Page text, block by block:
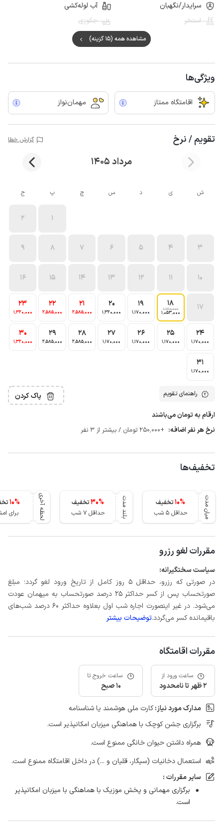
سرایدار/نگهبان
آب لوله‌کشی
استخر
جکوزی
مشاهده همه (15 گزینه)
ویژگی‌ها
اقامتگاه ممتاز مهمان‌نواز
تقویم / نرخ گزارش خطا
مرداد 1405
ش ی د س چ پ ج
1
2
3
4
5
6
7
8
9
10
11
12
13
14
15
16
17
18
1٬170٬000
1٬053٬000
19
1٬170٬000
20
1٬320٬000
21
2٬585٬000
22
2٬585٬000
23
1٬320٬000
24
1٬170٬000
25
1٬170٬000
26
1٬170٬000
27
1٬170٬000
28
2٬585٬000
29
2٬585٬000
30
1٬320٬000
31
1٬170٬000
راهنمای تقویم پاک کردن
ارقام به تومان می‌باشند
نرخ هر نفر اضافه: +250٬000 تومان / بیشتر از 3 نفر
تخفیف‌ها
میان مدت 10%
تخفیف
حداقل 5 شب
بلند مدت 30%
تخفیف
حداقل 7 شب
لحظه آخری 10%
برای
مقررات لغو رزرو
سیاست سختگیرانه:
در صورتی که رزرو، حداقل 5 روز کامل از تاریخ ورود لغو گردد؛ مبلغ
صورتحساب پس از کسر حداکثر 25 درصد صورتحساب به میهمان عودت
می‌شود. در غیر اینصورت اجاره شب اول بعلاوه حداکثر 60 درصد شب‌های
باقیمانده کسر می‌گردد.توضیحات بیشتر
مقررات اقامتگاه
ساعت ورود از
2 ظهر تا نامحدود
ساعت خروج تا
10 صبح
مدارک مورد نیاز:کارت ملی هوشمند یا شناسنامه
برگزاری جشن کوچک با هماهنگی میزبان امکانپذیر است.
همراه داشتن حیوان خانگی ممنوع است.
استعمال دخانیات (سیگار، قلیان و ...) در داخل اقامتگاه ممنوع است.
سایر مقررات :
برگزاری مهمانی و پخش موزیک با هماهنگی با میزبان امکانپذیر
است.